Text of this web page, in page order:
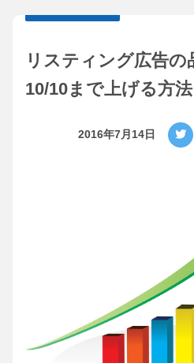
リスティング広告の
10/10まで上げる方
2016年7月14日